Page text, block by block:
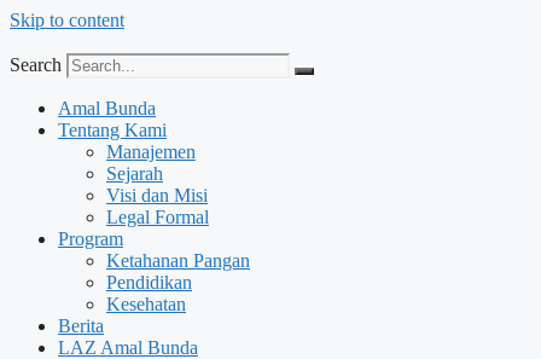
Skip to content
Search
Amal Bunda
Tentang Kami
Manajemen
Sejarah
Visi dan Misi
Legal Formal
Program
Ketahanan Pangan
Pendidikan
Kesehatan
Berita
LAZ Amal Bunda